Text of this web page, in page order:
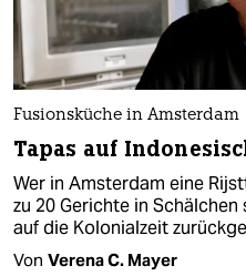
Fusionsküche in Amsterdam
Tapas auf
Wer in Amsterdam eine
zu 20 Gerichte in
auf die Kolonialzeit
Von Verena C. Mayer